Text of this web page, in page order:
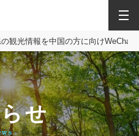
観光情報を中国の方に向けWeChat
せ